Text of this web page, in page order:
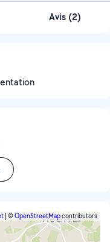
Avis (2)
©OpenStreetMapcontributors